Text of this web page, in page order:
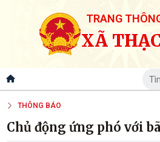
TRANG
XÃ
THÔNG BÁO
Chủ động ứng phó với